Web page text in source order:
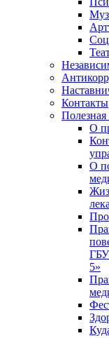
Контакты
О
О
5»